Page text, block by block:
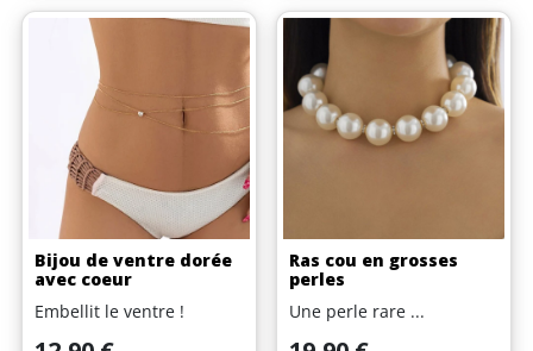
Bijou de ventre dorée
avec coeur
Embellit le ventre !
Prix
Ras cou en grosses
perles
Une perle rare ...
Prix